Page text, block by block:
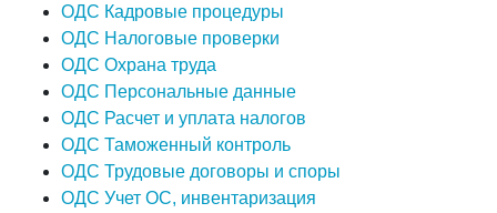
ОДС Кадровые процедуры
ОДС Налоговые проверки
ОДС Охрана труда
ОДС Персональные данные
ОДС Расчет и уплата налогов
ОДС Таможенный контроль
ОДС Трудовые договоры и споры
ОДС Учет ОС, инвентаризация